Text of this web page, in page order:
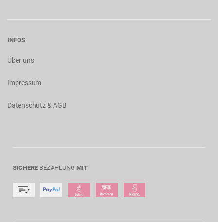
INFOS
Über uns
Impressum
Datenschutz & AGB
SICHERE BEZAHLUNG MIT